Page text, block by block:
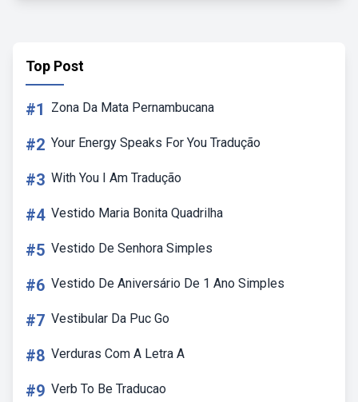
Top Post
#1 Zona Da Mata Pernambucana
#2 Your Energy Speaks For You Tradução
#3 With You I Am Tradução
#4 Vestido Maria Bonita Quadrilha
#5 Vestido De Senhora Simples
#6 Vestido De Aniversário De 1 Ano Simples
#7 Vestibular Da Puc Go
#8 Verduras Com A Letra A
#9 Verb To Be Traducao